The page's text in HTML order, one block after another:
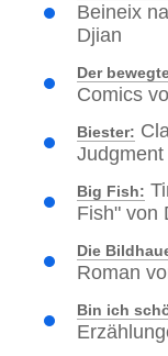
Beineix
Djian
Der
Comics
Biester:
Judgment
Big Fish:
Fish" von
Die
Roman
Bin ich